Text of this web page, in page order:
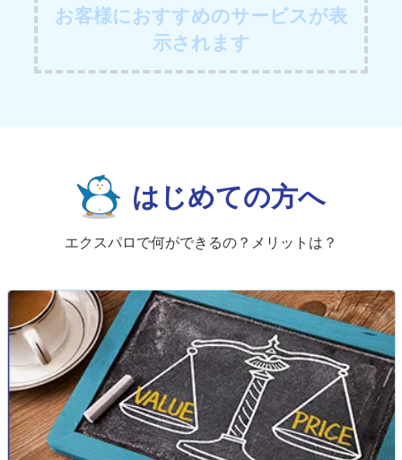
お客様におすすめのサービスが表
示されます
はじめての方へ
エクスパロで何ができるの？メリットは？